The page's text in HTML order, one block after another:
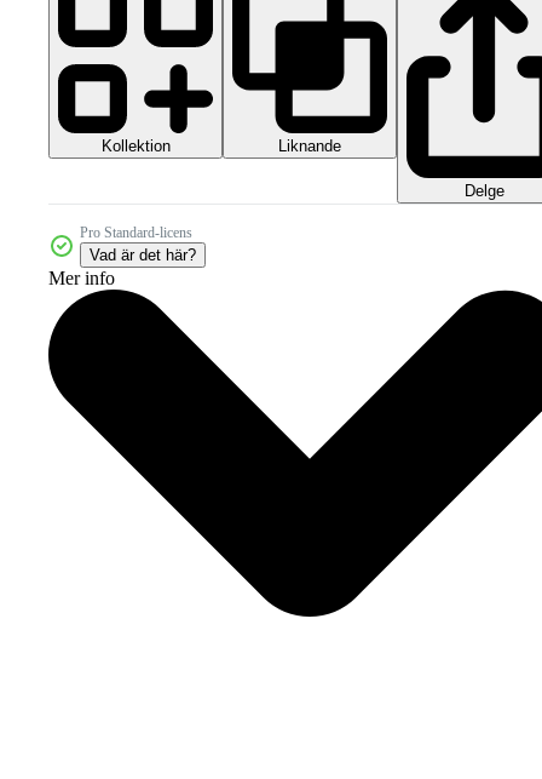
Kollektion Liknande
Delge
Pro Standard-licens
Vad är det här?
Mer info